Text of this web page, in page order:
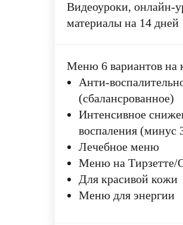
Видеоуроки, онлайн-
материалы на 14 дней
Меню 6 вариантов на
Анти-
(сбалансрованное)
Интенсивное
воспаления (минус
Лечебное меню
Меню на Тирзетте/
Для красивой кожи
Меню для энергии